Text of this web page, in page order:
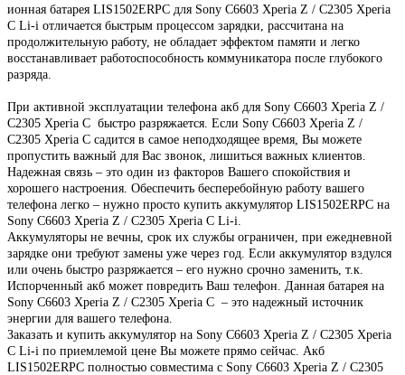
ионная батарея LIS1502ERPC для Sony C6603 Xperia Z / С2305 Xperia
C Li-i отличается быстрым процессом зарядки, рассчитана на
продолжительную работу, не обладает эффектом памяти и легко
восстанавливает работоспособность коммуникатора после глубокого
разряда.
При активной эксплуатации телефона акб для Sony C6603 Xperia Z /
С2305 Xperia C быстро разряжается. Если Sony C6603 Xperia Z /
С2305 Xperia C садится в самое неподходящее время, Вы можете
пропустить важный для Вас звонок, лишиться важных клиентов.
Надежная связь – это один из факторов Вашего спокойствия и
хорошего настроения. Обеспечить бесперебойную работу вашего
телефона легко – нужно просто купить аккумулятор LIS1502ERPC на
Sony C6603 Xperia Z / С2305 Xperia C Li-i.
Аккумуляторы не вечны, срок их службы ограничен, при ежедневной
зарядке они требуют замены уже через год. Если аккумулятор вздулся
или очень быстро разряжается – его нужно срочно заменить, т.к.
Испорченный акб может повредить Ваш телефон. Данная батарея на
Sony C6603 Xperia Z / С2305 Xperia C – это надежный источник
энергии для вашего телефона.
Заказать и купить аккумулятор на Sony C6603 Xperia Z / С2305 Xperia
C Li-i по приемлемой цене Вы можете прямо сейчас. Акб
LIS1502ERPC полностью совместима с Sony C6603 Xperia Z / С2305